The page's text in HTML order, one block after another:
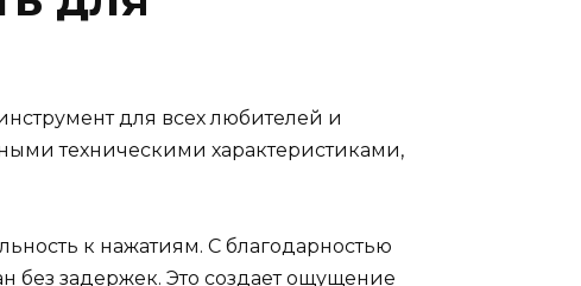
для всех любителей и
техническими характеристиками,
к нажатиям. С благодарностью
без задержек. Это создает ощущение